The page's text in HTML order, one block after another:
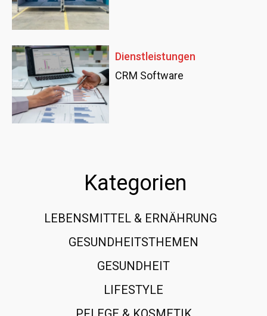
Dienstleistungen
CRM Software
Kategorien
LEBENSMITTEL & ERNÄHRUNG
GESUNDHEITSTHEMEN
GESUNDHEIT
LIFESTYLE